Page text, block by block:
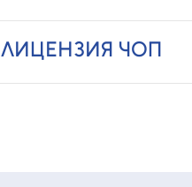
ЛИЦЕНЗИЯ ЧОП